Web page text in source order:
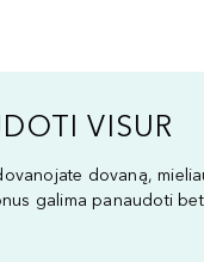
VISUR
dovaną,
galima panaudoti